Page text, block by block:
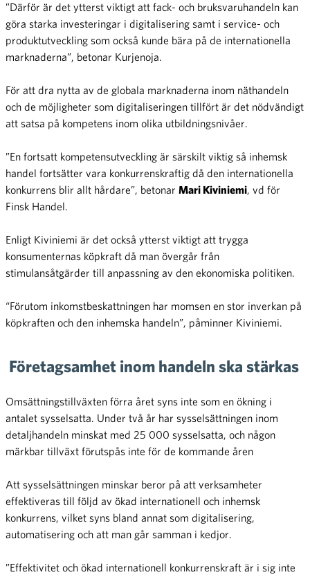
”Därför är det ytterst viktigt att fack- och bruksvaruhandeln kan
göra starka investeringar i digitalisering samt i service- och
produktutveckling som också kunde bära på de internationella
marknaderna”, betonar Kurjenoja.
För att dra nytta av de globala marknaderna inom näthandeln
och de möjligheter som digitaliseringen tillfört är det nödvändigt
att satsa på kompetens inom olika utbildningsnivåer.
”En fortsatt kompetensutveckling är särskilt viktig så inhemsk
handel fortsätter vara konkurrenskraftig då den internationella
konkurrens blir allt hårdare”, betonar Mari Kiviniemi, vd för
Finsk Handel.
Enligt Kiviniemi är det också ytterst viktigt att trygga
konsumenternas köpkraft då man övergår från
stimulansåtgärder till anpassning av den ekonomiska politiken.
“Förutom inkomstbeskattningen har momsen en stor inverkan på
köpkraften och den inhemska handeln”, påminner Kiviniemi.
Företagsamhet inom handeln ska stärkas
Omsättningstillväxten förra året syns inte som en ökning i
antalet sysselsatta. Under två år har sysselsättningen inom
detaljhandeln minskat med 25 000 sysselsatta, och någon
märkbar tillväxt förutspås inte för de kommande åren
Att sysselsättningen minskar beror på att verksamheter
effektiveras till följd av ökad internationell och inhemsk
konkurrens, vilket syns bland annat som digitalisering,
automatisering och att man går samman i kedjor.
”Effektivitet och ökad internationell konkurrenskraft är i sig inte